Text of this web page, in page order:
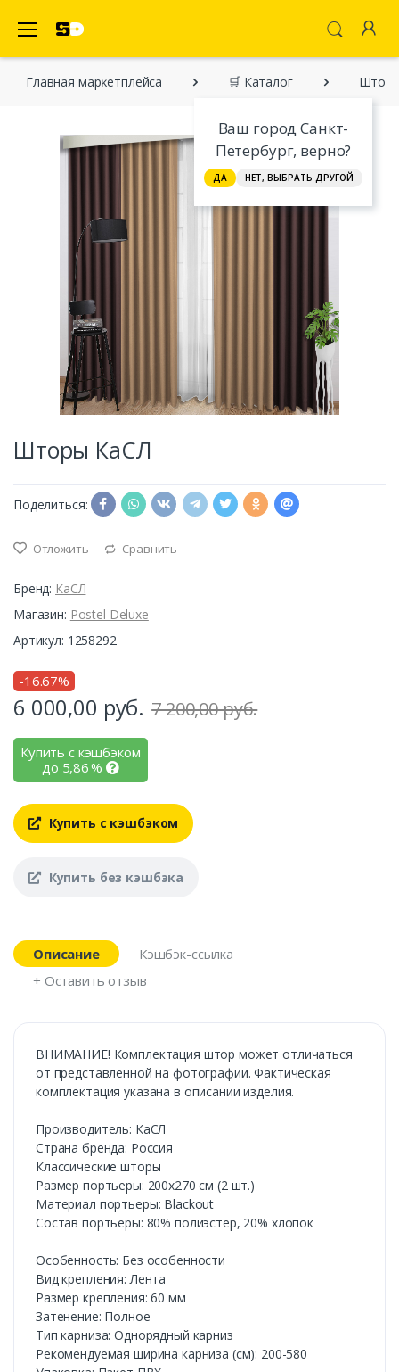
Ваш город Санкт-
Петербург, верно?
ДА НЕТ, ВЫБРАТЬ ДРУГОЙ
Главная марĸетплейса 🛒 Каталог
Шторы КаСЛ
Поделиться:
Отложить Сравнить
Бренд: КаСЛ
Магазин: Postel Deluxe
Артикул: 1258292
-16.67%
6 000,00 руб. 7 200,00 руб.
Купить с кэшбэком
до 5,86%
Купить с кэшбэком
Купить без кэшбэка
Описание
Кэшбэк-ссылка
+ Оставить отзыв
ВНИМАНИЕ! Комплектация штор может отличаться
от представленной на фотографии. Фактическая
комплектация указана в описании изделия.
Производитель: КаСЛ
Страна бренда: Россия
Классические шторы
Размер портьеры: 200х270 см (2 шт.)
Материал портьеры: Blackout
Состав портьеры: 80% полиэстер, 20% хлопок
Особенность: Без особенности
Вид крепления: Лента
Размер крепления: 60 мм
Затенение: Полное
Тип карниза: Однорядный карниз
Рекомендуемая ширина карниза (см): 200-580